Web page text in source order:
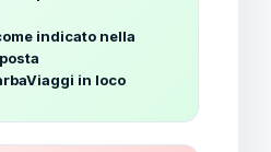
indicato nella
in loco